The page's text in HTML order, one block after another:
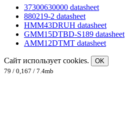
37300630000 datasheet
880219-2 datasheet
HMM43DRUH datasheet
GMM15DTBD-S189 datasheet
AMM12DTMT datasheet
Сайт использует cookies.
OK
79 / 0,167 / 7.4mb